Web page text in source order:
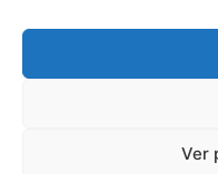
Ver
CURITIBA
Rua Alto Paraná, 1424 –